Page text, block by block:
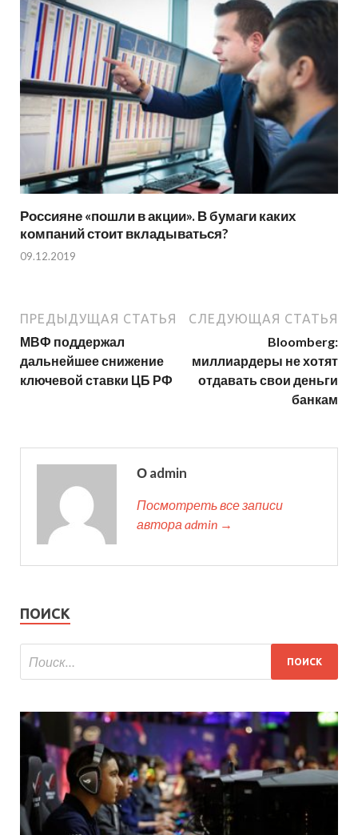
Россияне «пошли в акции». В бумаги каких
компаний стоит вкладываться?
09.12.2019
ПРЕДЫДУЩАЯ СТАТЬЯ
МВФ поддержал
дальнейшее снижение
ключевой ставки ЦБ РФ
СЛЕДУЮЩАЯ СТАТЬЯ
Bloomberg:
миллиардеры не хотят
отдавать свои деньги
банкам
О admin
Посмотреть все записи
автора admin →
ПОИСК